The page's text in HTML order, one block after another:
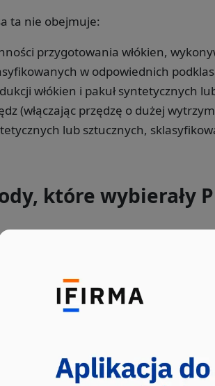
ta nie obejmuje:
przygotowania włókien,
w odpowiednich
włókien i pakuł syntetycznych
(włączając przędzę o dużej
lub sztucznych,
które wybierały
pkd -
modowy to kreatywna osoba, która
pasję do mody z umiejętnościami
i fotografi...